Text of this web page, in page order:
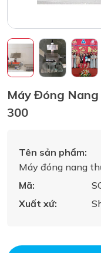
Máy Đóng Nang
300
Tên sản phẩm:
Máy đóng nang
Mã:
Xuất xứ: